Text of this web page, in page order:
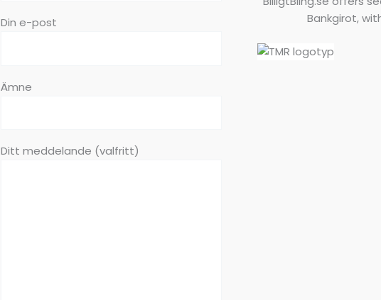
Din e-post
Ämne
Ditt meddelande (valfritt)
Bankgirot,